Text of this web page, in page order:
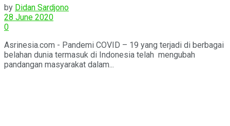
by Didan Sardjono
28 June 2020
0
Asrinesia.com - Pandemi COVID – 19 yang terjadi di berbagai
belahan dunia termasuk di Indonesia telah mengubah
pandangan masyarakat dalam...